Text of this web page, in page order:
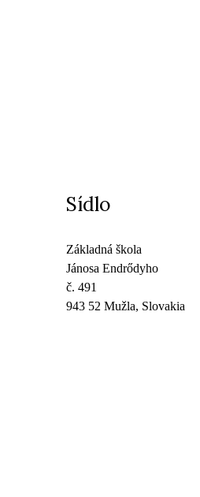
Sídlo
Základná škola
Jánosa Endrődyho
č. 491
943 52 Mužla, Slovakia